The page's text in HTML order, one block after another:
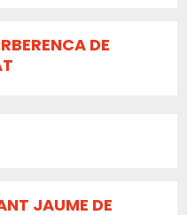
DE
JAUME DE